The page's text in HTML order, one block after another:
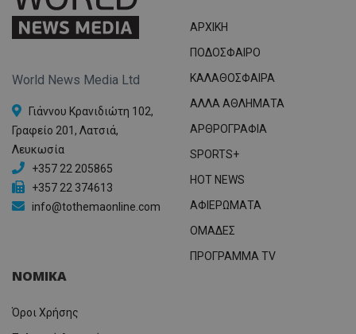
World News Media Ltd
Γιάννου Κρανιδιώτη 102,
Γραφείο 201, Λατσιά,
Λευκωσία
+357 22 205865
+357 22 374613
info@tothemaonline.com
ΑΡΧΙΚΗ
ΠΟΔΟΣΦΑΙΡΟ
ΚΑΛΑΘΟΣΦΑΙΡΑ
ΑΛΛΑ ΑΘΛΗΜΑΤΑ
ΑΡΘΡΟΓΡΑΦΙΑ
SPORTS+
HOT NEWS
ΑΦΙΕΡΩΜΑΤΑ
ΟΜΑΔΕΣ
ΠΡΟΓΡΑΜΜΑ TV
ΝΟΜΙΚΑ
Όροι Χρήσης